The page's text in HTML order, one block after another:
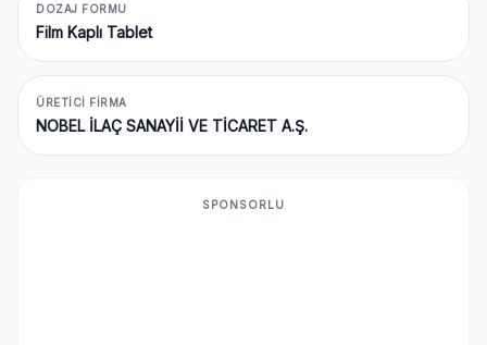
DOZAJ FORMU
Film Kaplı Tablet
ÜRETICI FIRMA
NOBEL İLAÇ SANAYİİ VE TİCARET A.Ş.
SPONSORLU